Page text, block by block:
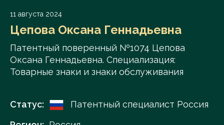
11 августа 2024
Цепова Оксана Геннадьевна
Патентный поверенный №1074 Цепова
Оксана Геннадьевна. Специализация:
Товарные знаки и знаки обслуживания
Статус:
Патентный специалист Россия